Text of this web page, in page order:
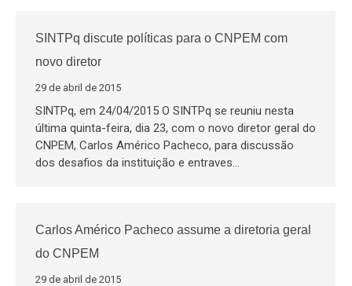
SINTPq discute políticas para o CNPEM com
novo diretor
29 de abril de 2015
SINTPq, em 24/04/2015 O SINTPq se reuniu nesta
última quinta-feira, dia 23, com o novo diretor geral do
CNPEM, Carlos Américo Pacheco, para discussão
dos desafios da instituição e entraves…
Carlos Américo Pacheco assume a diretoria geral
do CNPEM
29 de abril de 2015